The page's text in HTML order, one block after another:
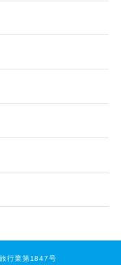
行業第1847号